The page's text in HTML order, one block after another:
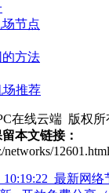
节点
的方法
场推荐
在线云端 版权所
本文链接：
networks/12601.html